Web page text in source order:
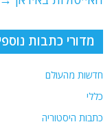
מדורי כתבות
חדשות מהעולם
כללי
כתבות היסטוריה